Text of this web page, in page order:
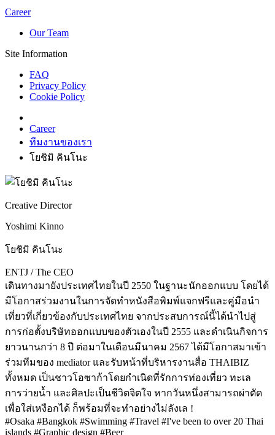
Career
Our Team
Site Information
FAQ
Privacy Policy
Cookie Policy
Career
ทีมงานของเรา
โยชิมิ คินโนะ
Creative Director
Yoshimi Kinno
โยชิมิ คินโนะ
ENTJ / The CEO
เดินทางมายังประเทศไทยในปี 2550 ในฐานะนักออกแบบ โดยได้
มีโอกาสร่วมงานในการจัดทำหนังสือพิมพ์แจกฟรีและคู่มือนำ
เที่ยวที่เกี่ยวข้องกับประเทศไทย จากประสบการณ์นี้ได้นำไปสู่
การก่อตั้งบริษัทออกแบบของตัวเองในปี 2555 และดำเนินกิจการ
ยาวนานกว่า 8 ปี ต่อมาในเดือนมีนาคม 2567 ได้มีโอกาสมาเข้า
ร่วมทีมของ mediator และรับหน้าที่บริหารงานสื่อ THAIBIZ
ทั้งหมด เป็นชาวโอซาก้าโดยกำเนิดที่รักการท่องเที่ยว ทะเล
การว่ายน้ำ และศิลปะเป็นชีวิตจิตใจ หากวันหนึ่งสามารถผ่าตัด
เพื่อใส่เหงือกได้ ก็พร้อมที่จะทำอย่างไม่ลังเล !
#Osaka #Bangkok #Swimming #Travel #I've been to over 20 Thai
islands #Graphic design #Beer